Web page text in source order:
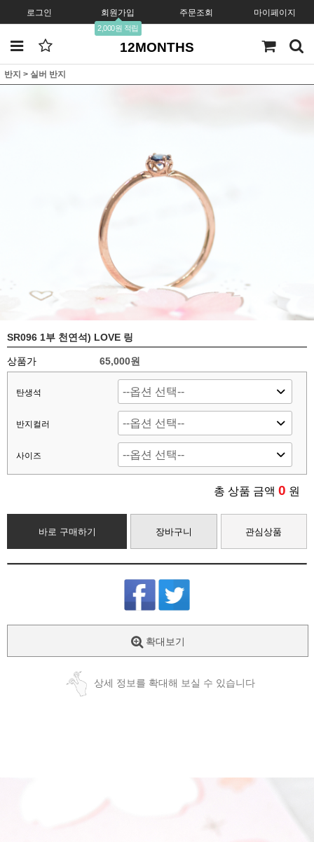
로그인 회원가입
2,000원 적립
주문조회 마이페이지
12MONTHS
반지 > 실버 반지
SR096 1부 천연석) LOVE 링
상품가 65,000원
탄생석
반지컬러
사이즈
총 상품 금액 0 원
바로 구매하기 장바구니 관심상품
확대보기
상세 정보를 확대해 보실 수 있습니다